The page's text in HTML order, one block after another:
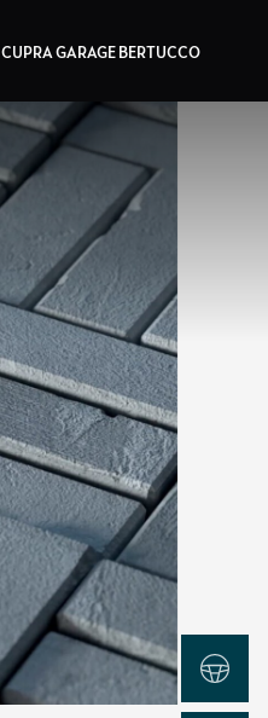
CUPRA GARAGE BERTUCCO
Test Drive